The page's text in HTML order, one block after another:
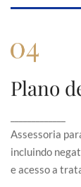
Plano
Assessoria
incluindo
e acesso a